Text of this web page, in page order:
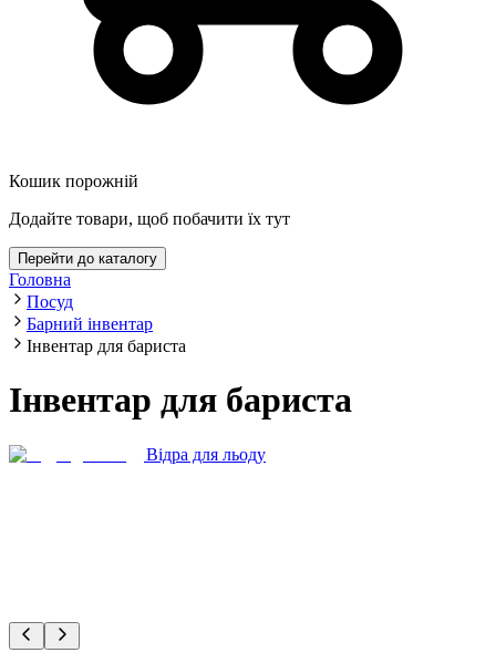
Кошик порожній
Додайте товари, щоб побачити їх тут
Перейти до каталогу
Головна
Посуд
Барний інвентар
Інвентар для бариста
Інвентар для бариста
Відра для льоду